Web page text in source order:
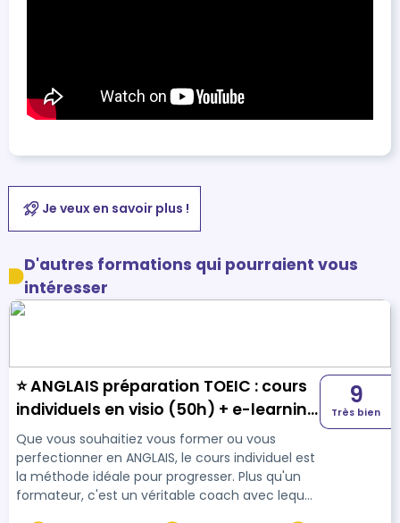
Je veux en savoir plus !
D'autres formations qui pourraient vous
intéresser
⭐ ANGLAIS préparation TOEIC : cours
individuels en visio (50h) + e-learning
+ Certification TOEIC 4
compétences⭐
Que vous souhaitiez vous former ou vous
perfectionner en ANGLAIS, le cours individuel est
la méthode idéale pour progresser. Plus qu'un
formateur, c'est un véritable coach avec lequel
9
Très bien